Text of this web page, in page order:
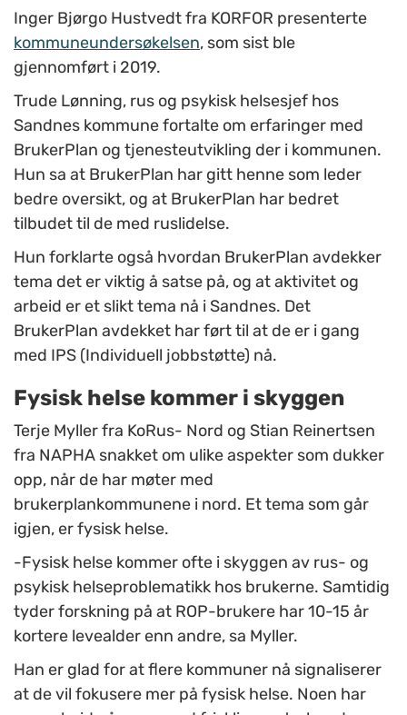
Inger Bjørgo Hustvedt fra KORFOR presenterte
kommuneundersøkelsen, som sist ble
gjennomført i 2019.
Trude Lønning, rus og psykisk helsesjef hos
Sandnes kommune fortalte om erfaringer med
BrukerPlan og tjenesteutvikling der i kommunen.
Hun sa at BrukerPlan har gitt henne som leder
bedre oversikt, og at BrukerPlan har bedret
tilbudet til de med ruslidelse.
Hun forklarte også hvordan BrukerPlan avdekker
tema det er viktig å satse på, og at aktivitet og
arbeid er et slikt tema nå i Sandnes. Det
BrukerPlan avdekket har ført til at de er i gang
med IPS (Individuell jobbstøtte) nå.
Fysisk helse kommer i skyggen
Terje Myller fra KoRus- Nord og Stian Reinertsen
fra NAPHA snakket om ulike aspekter som dukker
opp, når de har møter med
brukerplankommunene i nord. Et tema som går
igjen, er fysisk helse.
-Fysisk helse kommer ofte i skyggen av rus- og
psykisk helseproblematikk hos brukerne. Samtidig
tyder forskning på at ROP-brukere har 10-15 år
kortere levealder enn andre, sa Myller.
Han er glad for at flere kommuner nå signaliserer
at de vil fokusere mer på fysisk helse. Noen har